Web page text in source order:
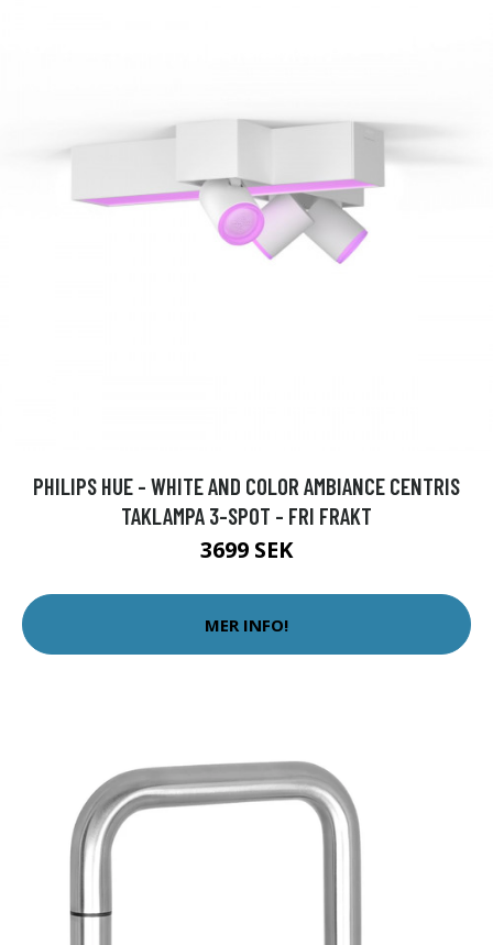
PHILIPS HUE - WHITE AND COLOR AMBIANCE CENTRIS
TAKLAMPA 3-SPOT - FRI FRAKT
3699 SEK
MER INFO!